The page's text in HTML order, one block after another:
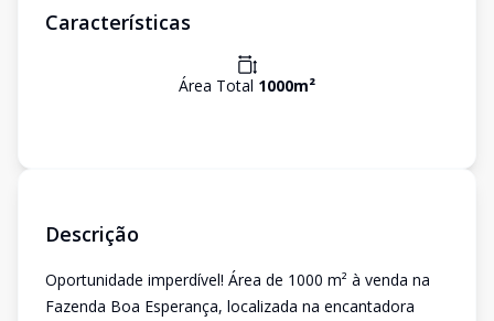
Características
Área Total 1000m²
Descrição
Oportunidade imperdível! Área de 1000 m² à venda na
Fazenda Boa Esperança, localizada na encantadora